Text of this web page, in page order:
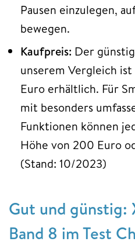
Pausen einzulegen,
bewegen.
Kaufpreis: Der
unserem Vergleich
Euro erhältlich. Für
mit besonders
Funktionen können
Höhe von 200 Euro
(Stand: 10/2023)
Gut und günstig:
Band 8 im Test